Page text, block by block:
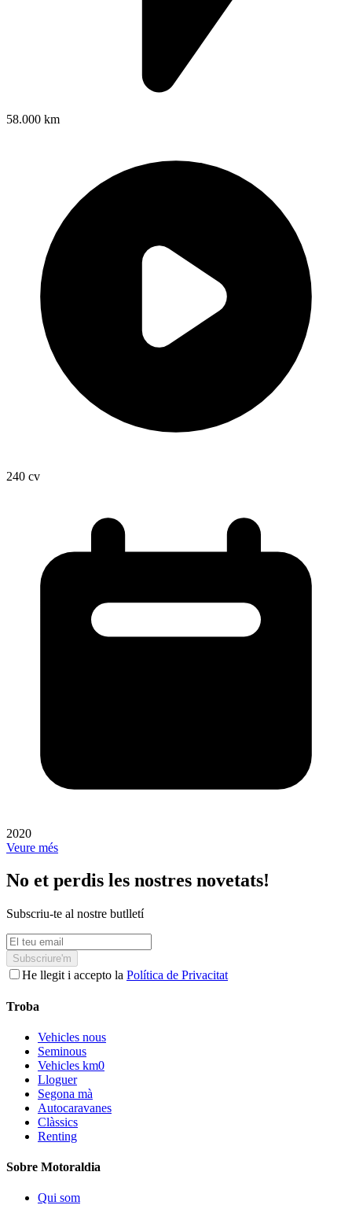
58.000 km
240 cv
2020
Veure més
No et perdis les nostres novetats!
Subscriu-te al nostre butlletí
Subscriure'm
He llegit i accepto la Política de Privacitat
Troba
Vehicles nous
Seminous
Vehicles km0
Lloguer
Segona mà
Autocaravanes
Clàssics
Renting
Sobre Motoraldia
Qui som